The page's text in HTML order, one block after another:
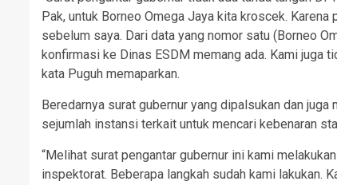
Pak, untuk Borneo Omega Jaya kita kroscek.
sebelum saya. Dari data yang nomor satu (Borneo
konfirmasi ke Dinas ESDM memang ada. Kami juga
kata Puguh memaparkan.
Beredarnya surat gubernur yang dipalsukan dan
sejumlah instansi terkait untuk mencari kebenaran
“Melihat surat pengantar gubernur ini kami
inspektorat. Beberapa langkah sudah kami lakukan.